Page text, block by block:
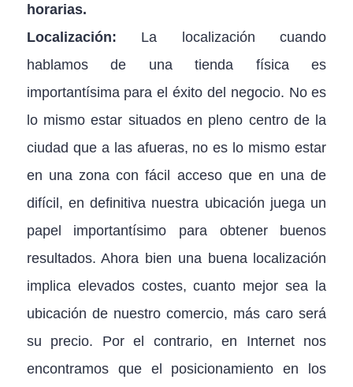
horarias.
Localización: La localización cuando
hablamos de una tienda física es
importantísima para el éxito del negocio. No es
lo mismo estar situados en pleno centro de la
ciudad que a las afueras, no es lo mismo estar
en una zona con fácil acceso que en una de
difícil, en definitiva nuestra ubicación juega un
papel importantísimo para obtener buenos
resultados. Ahora bien una buena localización
implica elevados costes, cuanto mejor sea la
ubicación de nuestro comercio, más caro será
su precio. Por el contrario, en Internet nos
encontramos que el posicionamiento en los